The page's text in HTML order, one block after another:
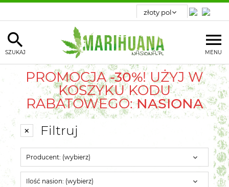
MENU
SZUKAJ
PROMOCJA-30%! UŻYJ W
KOSZYKU KODU
RABATOWEGO:NASIONA
Filtruj
Producent: (wybierz)
Ilość nasion: (wybierz)